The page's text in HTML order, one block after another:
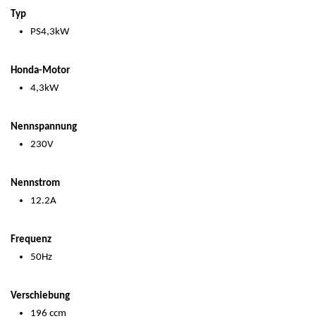
Typ
PS4,3kW
Honda-Motor
4,3kW
Nennspannung
230V
Nennstrom
12.2A
Frequenz
50Hz
Verschiebung
196 ccm